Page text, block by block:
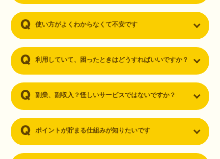
使い方がよくわからなくて不安です
利用していて、困ったときはどうすればいいですか？
副業、副収入？怪しいサービスではないですか？
ポイントが貯まる仕組みが知りたいです